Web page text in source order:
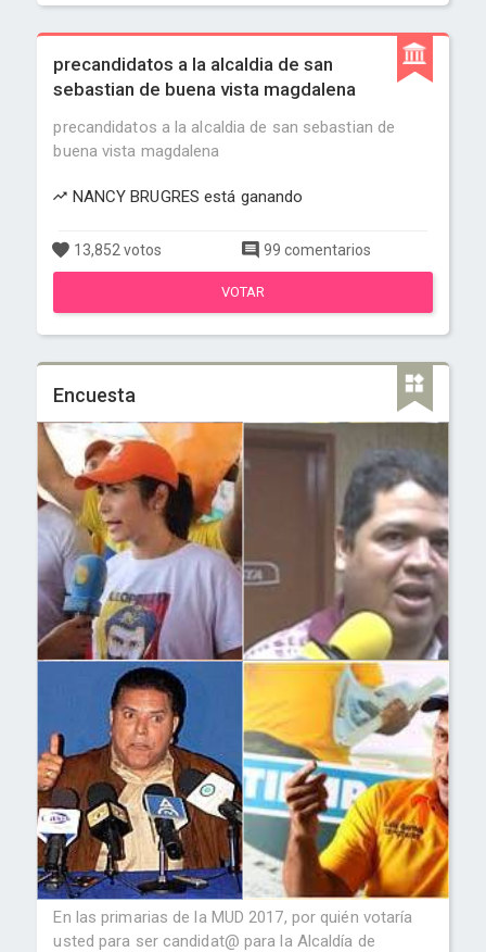
precandidatos a la alcaldia de san
sebastian de buena vista magdalena
precandidatos a la alcaldia de san sebastian de
buena vista magdalena
NANCY BRUGRES está ganando
13,852 votos 99 comentarios
VOTAR
Encuesta
En las primarias de la MUD 2017, por quién votaría
usted para ser candidat@ para la Alcaldía de